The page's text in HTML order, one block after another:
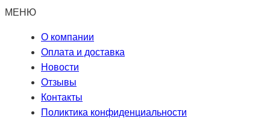
МЕНЮ
О компании
Оплата и доставка
Новости
Отзывы
Контакты
Поликтика конфиденциальности